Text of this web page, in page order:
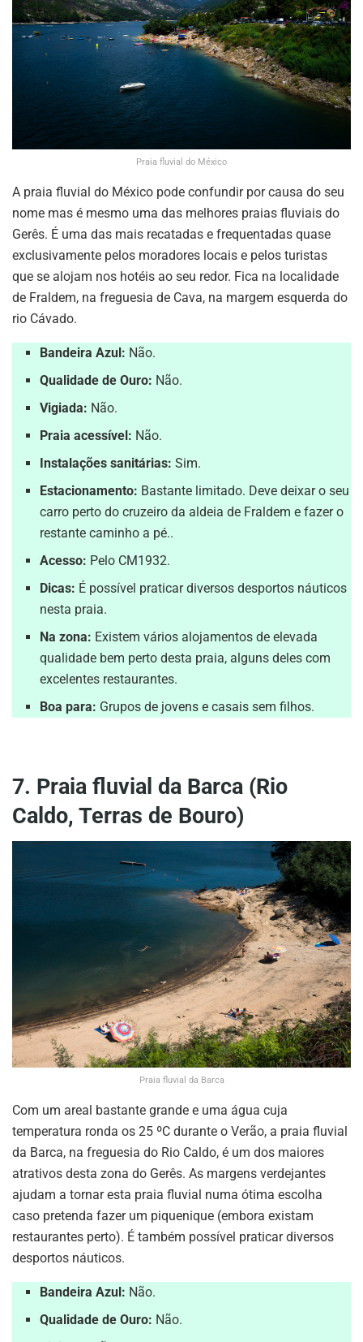
Praia fluvial do México
A praia fluvial do México pode confundir por causa do seu
nome mas é mesmo uma das melhores praias fluviais do
Gerês. É uma das mais recatadas e frequentadas quase
exclusivamente pelos moradores locais e pelos turistas
que se alojam nos hotéis ao seu redor. Fica na localidade
de Fraldem, na freguesia de Cava, na margem esquerda do
rio Cávado.
Bandeira Azul: Não.
Qualidade de Ouro: Não.
Vigiada: Não.
Praia acessível: Não.
Instalações sanitárias:Sim.
Estacionamento: Bastante limitado. Deve deixar o seu
carro perto do cruzeiro da aldeia de Fraldem e fazer o
restante caminho a pé..
Acesso: Pelo CM1932.
Dicas: É possível praticar diversos desportos náuticos
nesta praia.
Na zona: Existem vários alojamentos de elevada
qualidade bem perto desta praia, alguns deles com
excelentes restaurantes.
Boa para: Grupos de jovens e casais sem filhos.
7. Praia fluvial da Barca (Rio
Caldo, Terras de Bouro)
Praia fluvial da Barca
Com um areal bastante grande e uma água cuja
temperatura ronda os 25 ºC durante o Verão, a praia fluvial
da Barca, na freguesia do Rio Caldo, é um dos maiores
atrativos desta zona do Gerês. As margens verdejantes
ajudam a tornar esta praia fluvial numa ótima escolha
caso pretenda fazer um piquenique (embora existam
restaurantes perto). É também possível praticar diversos
desportos náuticos.
Bandeira Azul: Não.
Qualidade de Ouro: Não.